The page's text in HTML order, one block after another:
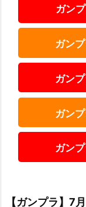
ガン
ガン
ガン
ガン
ガン
【ガンプラ】7